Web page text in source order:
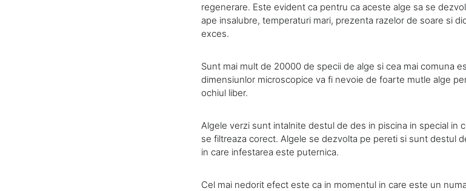
regenerare. Este evident ca pentru ca aceste alge sa se
ape insalubre, temperaturi mari, prezenta razelor de soare si
exces.
Sunt mai mult de 20000 de specii de alge si cea mai comuna
dimensiunlor microscopice va fi nevoie de foarte mutle alge
ochiul liber.
Algele verzi sunt intalnite destul de des in piscina in special in
se filtreaza corect. Algele se dezvolta pe pereti si sunt destul
in care infestarea este puternica.
Cel mai nedorit efect este ca in momentul in care este un